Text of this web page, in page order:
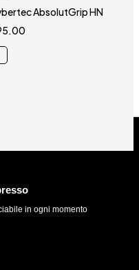
AbsolutGrip HN
in ogni momento